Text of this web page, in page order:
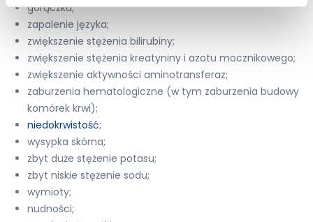
gorączka;
zapalenie języka;
zwiększenie stężenia bilirubiny;
zwiększenie stężenia kreatyniny i azotu mocznikowego;
zwiększenie aktywności aminotransferaz;
zaburzenia hematologiczne (w tym zaburzenia budowy
komórek krwi);
niedokrwistość;
wysypka skórna;
zbyt duże stężenie potasu;
zbyt niskie stężenie sodu;
wymioty;
nudności;